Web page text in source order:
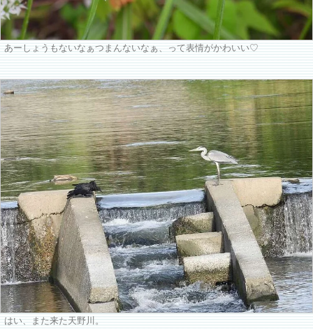
あーしょうもないなぁつまんないなぁ、って表情がかわいい♡
はい、また来た天野川。